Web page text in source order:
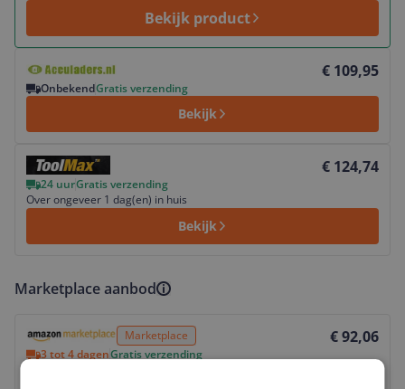
Bekijk product
€ 109,95
OnbekendGratis verzending
Bekijk
€ 124,74
24 uurGratis verzending
Over ongeveer 1 dag(en) in huis
Bekijk
Bekijk product
Marketplace aanbod
Marketplace € 92,06
3 tot 4 dagenGratis verzending